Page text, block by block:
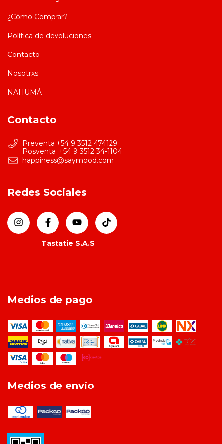
¿Cómo Comprar?
Política de devoluciones
Contacto
Nosotrxs
NAHUMÁ
Contacto
Preventa +54 9 3512 474129
happiness@saymood.com
Redes Sociales
Medios de pago
Medios de envío